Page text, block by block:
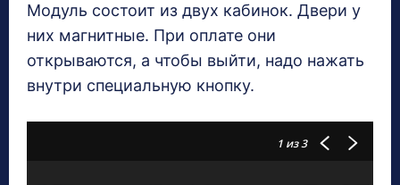
Модуль состоит из двух кабинок. Двери у
них магнитные. При оплате они
открываются, а чтобы выйти, надо нажать
внутри специальную кнопку.
1 из 3